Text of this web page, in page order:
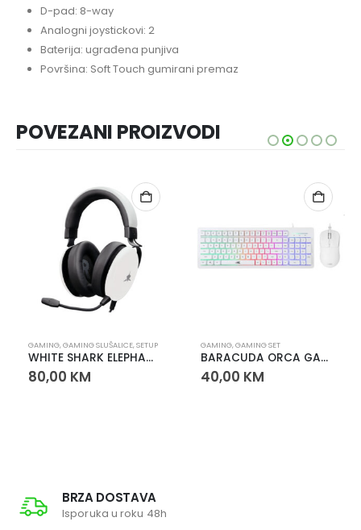
D-pad: 8-way
Analogni joystickovi: 2
Baterija: ugrađena punjiva
Površina: Soft Touch gumirani premaz
POVEZANI PROIZVODI
GAMING,GAMING SLUŠALICE,SETUP
WHITE SHARK ELEPHANT GH-2540 slušalice bijele – gaming slušalice sa odvojivim mikrofonom
80,00 KM
GAMING,GAMING SET
BARACUDA ORCA GAMING TASTATURA + MIŠ KOMBO SET
40,00 KM
BRZA DOSTAVA
Isporuka u roku 48h